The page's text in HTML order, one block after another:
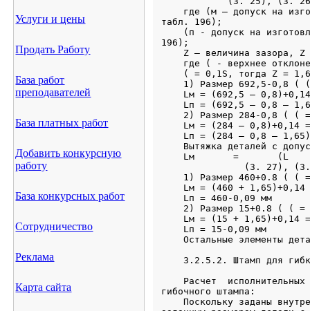
Услуги и цены
Продать Работу
База работ
преподавателей
База платных работ
Добавить конкурсную
работу
База конкурсных работ
Сотрудничество
Реклама
Карта сайта